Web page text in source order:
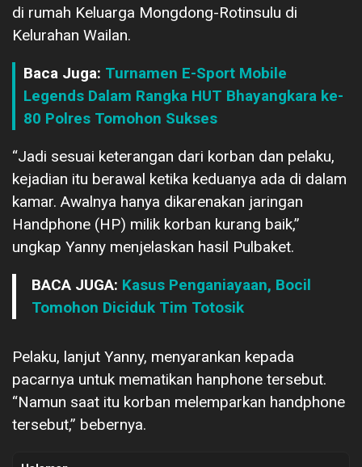
di rumah Keluarga Mongdong-Rotinsulu di
Kelurahan Wailan.
Baca Juga: Turnamen E-Sport Mobile
Legends Dalam Rangka HUT Bhayangkara ke-
80 Polres Tomohon Sukses
“Jadi sesuai keterangan dari korban dan pelaku,
kejadian itu berawal ketika keduanya ada di dalam
kamar. Awalnya hanya dikarenakan jaringan
Handphone (HP) milik korban kurang baik,”
ungkap Yanny menjelaskan hasil Pulbaket.
BACA JUGA: Kasus Penganiayaan, Bocil
Tomohon Diciduk Tim Totosik
Pelaku, lanjut Yanny, menyarankan kepada
pacarnya untuk mematikan hanphone tersebut.
“Namun saat itu korban melemparkan handphone
tersebut,” bebernya.